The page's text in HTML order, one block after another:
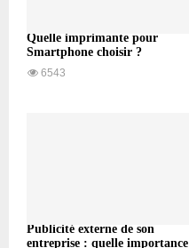
Quelle imprimante pour
Smartphone choisir ?
6543
Publicité externe de son
entreprise : quelle importance